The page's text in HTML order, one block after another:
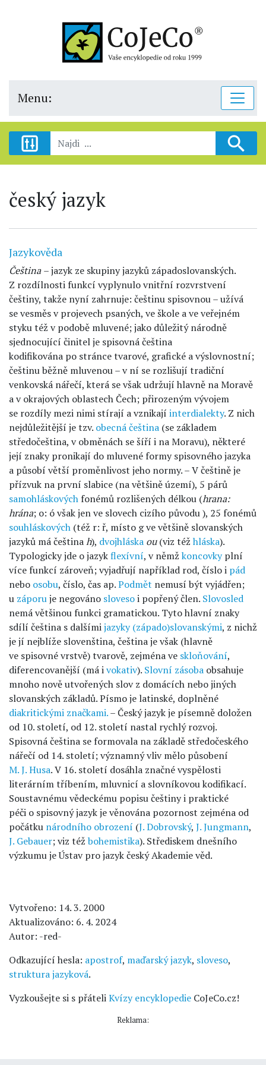
Menu:
český jazyk
Jazykověda
Čeština– jazyk ze skupiny jazyků západoslovanských.
Z rozdílnosti funkcí vyplynulo vnitřní rozvrstvení
češtiny, takže nyní zahrnuje: češtinu spisovnou – užívá
se vesměs v projevech psaných, ve škole a ve veřejném
styku též v podobě mluvené; jako důležitý národně
sjednocující činitel je spisovná čeština
kodifikována po stránce tvarové, grafické a výslovnostní;
češtinu běžně mluvenou – v ní se rozlišují tradiční
venkovská nářečí, která se však udržují hlavně na Moravě
a v okrajových oblastech Čech; přirozeným vývojem
se rozdíly mezi nimi stírají a vznikají interdialekty. Z nich
nejdůležitější je tzv. obecná čeština (se základem
středočeština, v obměnách se šíří i na Moravu), některé
její znaky pronikají do mluvené formy spisovného jazyka
a působí větší proměnlivost jeho normy. – V češtině je
přízvuk na první slabice (na většině území), 5 párů
samohláskových fonémů rozlišených délkou (hrana:
hrána; o: ó však jen ve slovech cizího původu ), 25 fonémů
souhláskových (též r: ř, místo g ve většině slovanských
jazyků má češtinah), dvojhláska ou(viz též hláska).
Typologicky jde o jazykflexívní, v němžkoncovkyplní
více funkcí zároveň; vyjadřují například rod, číslo i pád
nebo osobu, číslo, čas ap.Podmět nemusí být vyjádřen;
u záporuje negováno slovesoi popřený člen. Slovosled
nemá většinou funkci gramatickou. Tyto hlavní znaky
sdílí čeština s dalšímijazyky (západo)slovanskými, z nichž
je jí nejblíže slovenština, čeština je však (hlavně
ve spisovné vrstvě) tvarově, zejména ve skloňování,
diferencovanější (má ivokativ). Slovní zásoba obsahuje
mnoho nově utvořených slov z domácích nebo jiných
slovanských základů. Písmo je latinské, doplněné
diakritickými značkami.– Český jazyk je písemně doložen
od 10. století, od 12. století nastal rychlý rozvoj.
Spisovná čeština se formovala na základě středočeského
nářečí od 14. století; významný vliv mělo působení
M. J. Husa. V 16. století dosáhla značné vyspělosti
literárním tříbením, mluvnicí a slovníkovou kodifikací.
Soustavnému vědeckému popisu češtiny i praktické
péči o spisovný jazyk je věnována pozornost zejména od
počátku národního obrození (J. Dobrovský, J. Jungmann,
J. Gebauer; viz též bohemistika). Střediskem dnešního
výzkumu je Ústav pro jazyk český Akademie věd.
Vytvořeno: 14. 3. 2000
Aktualizováno: 6. 4. 2024
Autor: -red-
Odkazující hesla: apostrof, maďarský jazyk, sloveso,
struktura jazyková.
Vyzkoušejte si s přáteliKvízy encyklopedie CoJeCo.cz!
Reklama: